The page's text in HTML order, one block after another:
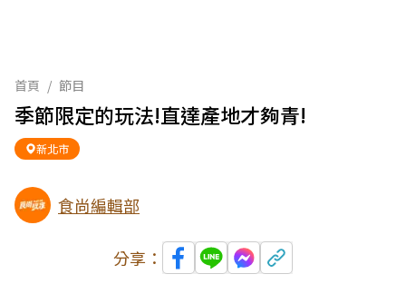
首頁 / 節目
季節限定的玩法!直達產地才夠青!
新北市
食尚編輯部
分享：